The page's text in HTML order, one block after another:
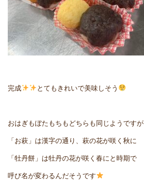
完成 とてもきれいで美味しそう
おはぎもぼたもちもどちらも同じようですが
「お萩」は漢字の通り、萩の花が咲く秋に
「牡丹餅」は牡丹の花が咲く春にと時期で
呼び名が変わるんだそうです